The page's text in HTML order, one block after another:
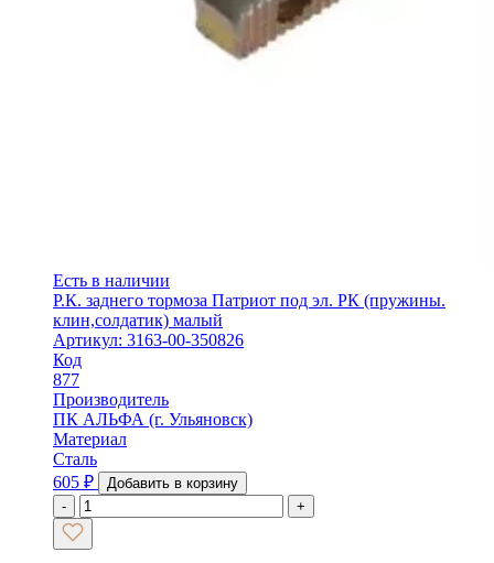
Есть в наличии
Р.К. заднего тормоза Патриот под эл. РК (пружины.
клин,солдатик) малый
Артикул: 3163-00-350826
Код
877
Производитель
ПК АЛЬФА (г. Ульяновск)
Материал
Сталь
605 ₽
Добавить в корзину
-
+